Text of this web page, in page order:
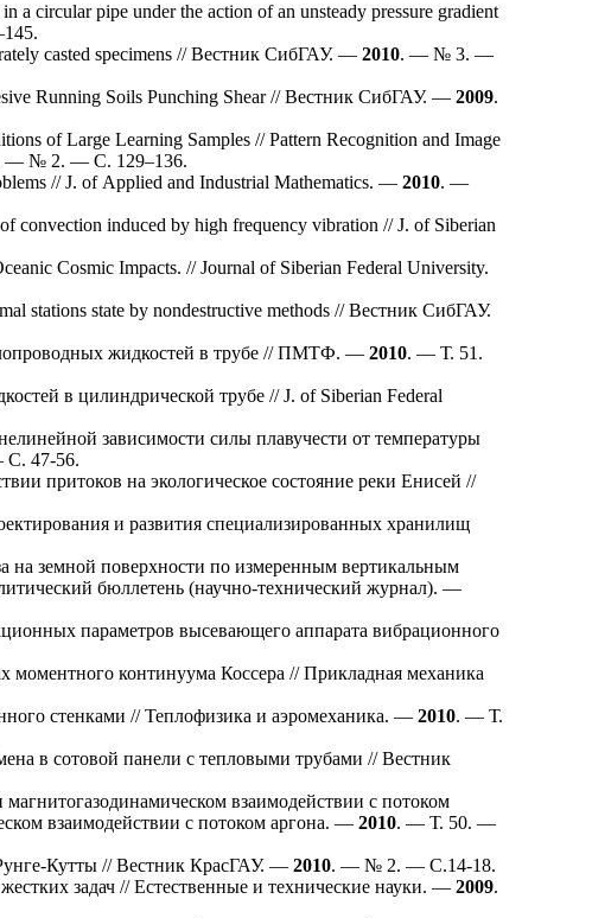
a circular pipe under the action of an unsteady pressure gradient
.
casted specimens // Вестник СибГАУ. — 2010. — № 3. —
Running Soils Punching Shear // Вестник СибГАУ. — 2009.
of Large Learning Samples // Pattern Recognition and Image
— № 2. — С. 1 29–136.
// J. of Applied and Industrial Mathematics. — 2010. —
convection induced by high frequency vibration // J. of Siberian
Cosmic Impacts. // Journal of Siberian Federal University.
stations state by nondestructive methods // Вестник СибГАУ.
жидкостей в трубе // ПМТФ. — 2010. — Т. 51.
в цилиндрической трубе // J. of Siberian Federal
зависимости силы плавучести от температуры
47-56.
притоков на экологическое состояние реки Енисей //
и развития специализированных хранилищ
на земной поверхности по измеренным вертикальным
бюллетень (научно-технический журнал). —
параметров высевающего аппарата вибрационного
моментного континуума Коссера // Прикладная механика
стенками // Теплофизика и аэромеханика. — 2010. — Т.
в сотовой панели с тепловыми трубами // Вестник
взаимодействии с потоком
взаимодействии с потоком аргона. — 2010. — Т. 50. —
Кутты // Вестник КрасГАУ. — 2010. — № 2. — С.14-18.
задач // Естественные и технические науки. — 2009.